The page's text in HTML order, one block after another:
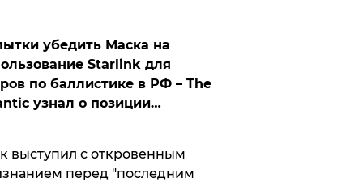
убедить Маска на
Starlink для
по баллистике в РФ – The
узнал о позиции
выступил с откровенным
перед "последним